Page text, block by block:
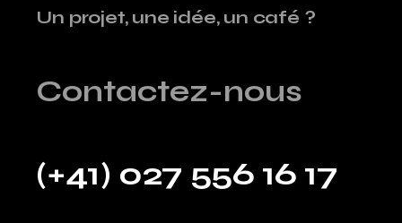
Un projet, une idée, un café ?
Contactez-nous
(+41) 027 556 16 17